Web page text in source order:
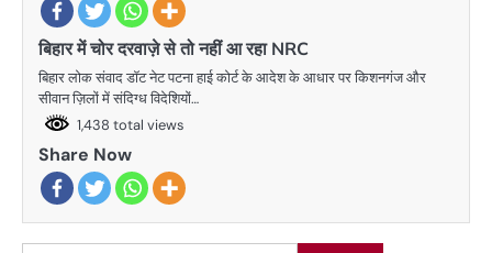
बिहार में चोर दरवाज़े से तो नहीं आ रहा NRC
बिहार लोक संवाद डॉट नेट पटना हाई कोर्ट के आदेश के आधार पर किशनगंज और
सीवान ज़िलों में संदिग्ध विदेशियों…
1,438 total views
Share Now